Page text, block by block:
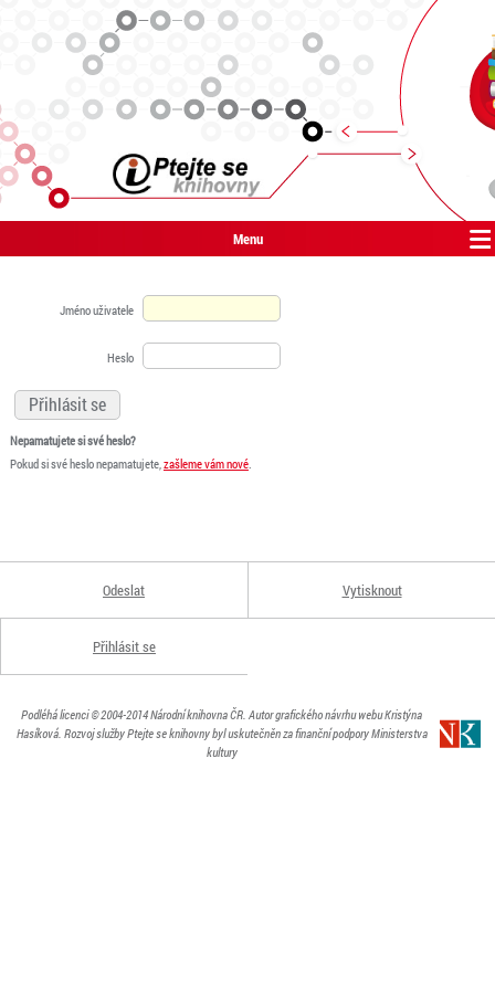
Menu
Jméno uživatele
Heslo
Nepamatujete si své heslo?
Pokud si své heslo nepamatujete,zašleme vám nové.
Odeslat Vytisknout
Přihlásit se
Podléhá licenci© 2004-2014Národní knihovna ČR. Autor grafického návrhu webu Kristýna
Hasíková. Rozvoj služby Ptejte se knihovny byl uskutečněn za finanční podpory Ministerstva
kultury